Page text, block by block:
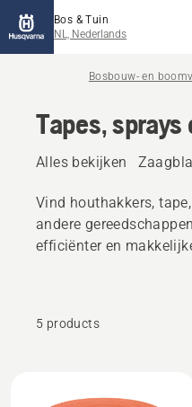
Bos & Tuin
NL, Nederlands
Bosbouw- en
Tapes,
Alles bekijken
Vind houthakkers,
andere
efficiënter en
5 products